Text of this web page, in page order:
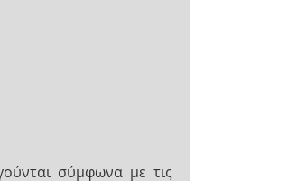
σύμφωνα με τις